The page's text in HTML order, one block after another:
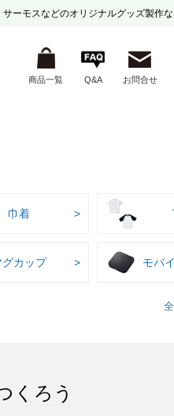
サーモスなどのオリジナルグッズ製作
商品一覧 Q&A お問合せ
巾着
グカップ モバ
くろう